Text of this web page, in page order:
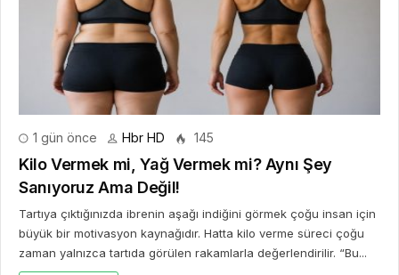
1 gün önce Hbr HD 145
Kilo Vermek mi, Yağ Vermek mi? Aynı Şey
Sanıyoruz Ama Değil!
Tartıya çıktığınızda ibrenin aşağı indiğini görmek çoğu insan için
büyük bir motivasyon kaynağıdır. Hatta kilo verme süreci çoğu
zaman yalnızca tartıda görülen rakamlarla değerlendirilir. “Bu...